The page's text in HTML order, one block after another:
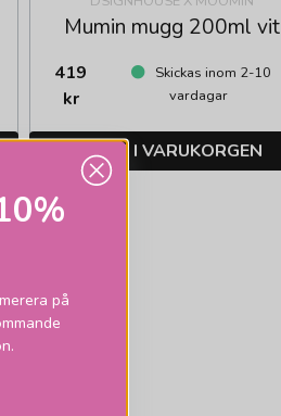
Mumin mugg 200ml vit
419
kr
Skickas inom 2-10
vardagar
LÄGG I VARUKORGEN
på